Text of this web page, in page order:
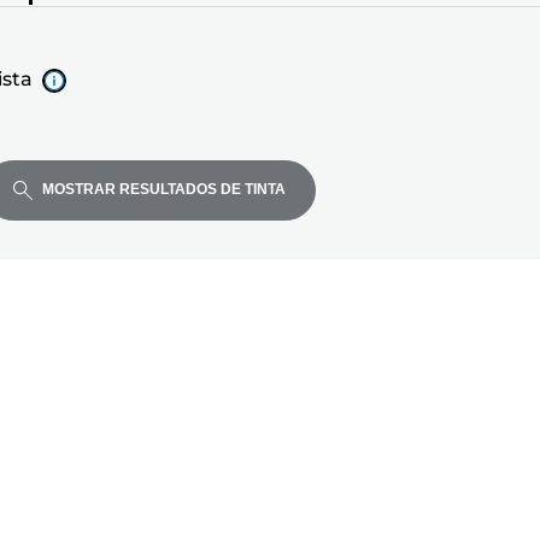
MOSTRAR RESULTADOS DE TINTA